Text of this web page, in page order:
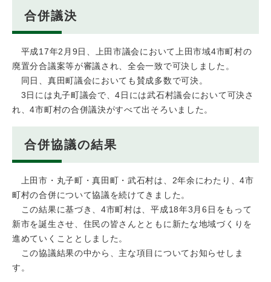
合併議決
平成17年2月9日、上田市議会において上田市域4市町村の
廃置分合議案等が審議され、全会一致で可決しました。
同日、真田町議会においても賛成多数で可決。
3日には丸子町議会で、4日には武石村議会において可決さ
れ、4市町村の合併議決がすべて出そろいました。
合併協議の結果
上田市・丸子町・真田町・武石村は、2年余にわたり、4市
町村の合併について協議を続けてきました。
この結果に基づき、4市町村は、平成18年3月6日をもって
新市を誕生させ、住民の皆さんとともに新たな地域づくりを
進めていくこととしました。
この協議結果の中から、主な項目についてお知らせしま
す。